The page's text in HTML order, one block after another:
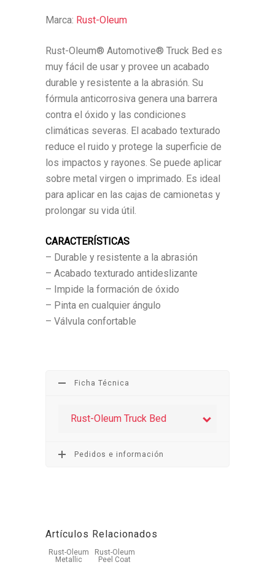
Marca: Rust-Oleum
Rust-Oleum® Automotive® Truck Bed es
muy fácil de usar y provee un acabado
durable y resistente a la abrasión. Su
fórmula anticorrosiva genera una barrera
contra el óxido y las condiciones
climáticas severas. El acabado texturado
reduce el ruido y protege la superficie de
los impactos y rayones. Se puede aplicar
sobre metal virgen o imprimado. Es ideal
para aplicar en las cajas de camionetas y
prolongar su vida útil.
CARACTERÍSTICAS
– Durable y resistente a la abrasión
– Acabado texturado antideslizante
– Impide la formación de óxido
– Pinta en cualquier ángulo
– Válvula confortable
Ficha Técnica
Rust-Oleum Truck Bed
Pedidos e información
Artículos Relacionados
Rust-Oleum
Metallic
Rust-Oleum
Peel Coat